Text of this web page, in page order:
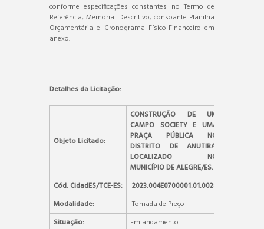
conforme especificações constantes no Termo de
Referência, Memorial Descritivo, consoante Planilha
Orçamentária e Cronograma Físico-Financeiro em
anexo.
Detalhes da Licitação:
Objeto Licitado:
CONSTRUÇÃO DE UM
CAMPO SOCIETY E UMA
PRAÇA PÚBLICA NO
DISTRITO DE ANUTIBA,
LOCALIZADO NO
MUNICÍPIO DE ALEGRE/ES.
Cód. CidadES/TCE-ES:
2023.004E0700001.01.0028
Modalidade:
Tomada de Preço
Situação:
Em andamento